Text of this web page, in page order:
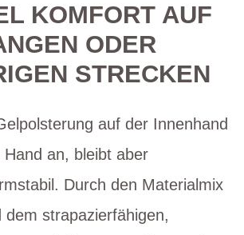
KOMFORT AUF
ODER
STRECKEN
auf der Innenhand
an, bleibt aber
Durch den Materialmix
dem strapazierfähigen,